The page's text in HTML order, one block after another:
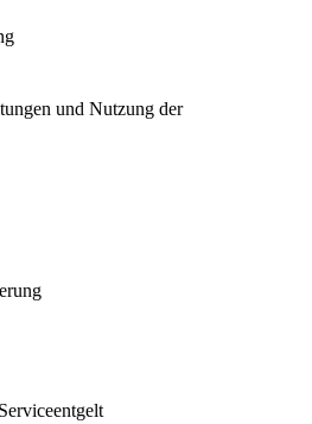
und Nutzung der